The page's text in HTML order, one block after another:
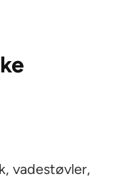
vadestøvler,